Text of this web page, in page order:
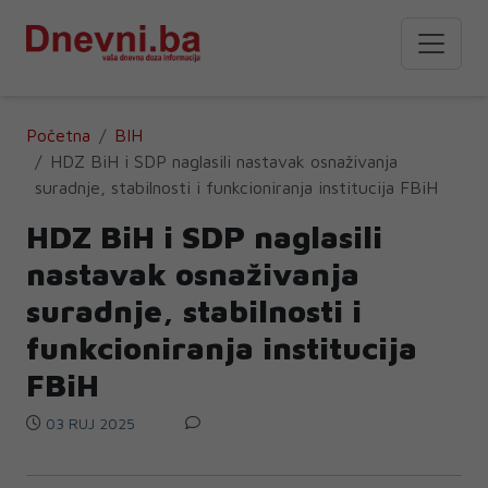
Početna
BIH
HDZ BiH i SDP naglasili nastavak osnaživanja
suradnje, stabilnosti i funkcioniranja institucija FBiH
HDZ BiH i SDP naglasili
nastavak osnaživanja
suradnje, stabilnosti i
funkcioniranja institucija
FBiH
03 RUJ 2025